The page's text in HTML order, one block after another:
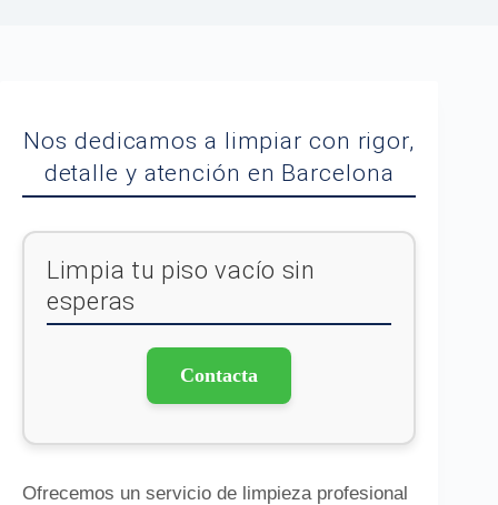
Nos dedicamos a limpiar con rigor,
detalle y atención en Barcelona
Limpia tu piso vacío sin
esperas
Contacta
Ofrecemos un servicio de limpieza profesional